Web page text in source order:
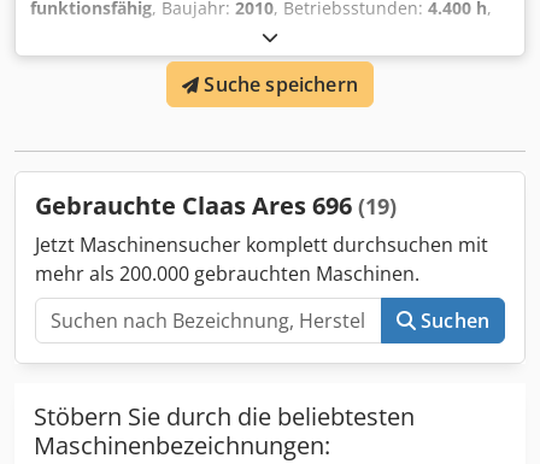
175D, 172E Trelleborg ⸻ Sonstiges Standard-
Zündschlüssel ⸻ Technische Daten und Wartung
Länge: 7.593 mm Höhe: 3.791 bis 3.941 mm Radstand:
funktionsfähig, Baujahr: 2010, Betriebsstunden: 4.400 h,
55,16 kW (75,00 PS),
Maschinen-/Fahrzeugnummer:A2204DAA2203584,
Kabine, Hydraulischer Wendegetriebe, ohne
Klimaanlage, FL80 Lader Dcsdpfx Abjy Eq Uperok
Suche speichern
Gebrauchte Claas Ares 696 (19)
Jetzt Maschinensucher komplett durchsuchen mit
mehr als 200.000 gebrauchten Maschinen.
Suchen
Stöbern Sie durch die beliebtesten
Maschinenbezeichnungen: